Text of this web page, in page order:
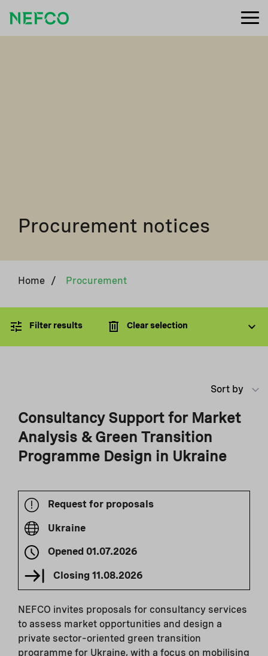
Procurement notices
Home / Procurement
Filter results Clear selection
Sort by
Consultancy Support for Market
Analysis & Green Transition
Programme Design in Ukraine
Request for proposals
Ukraine
Opened 01.07.2026
Closing 11.08.2026
NEFCO invites proposals for consultancy services
to assess market opportunities and design a
private sector–oriented green transition
programme for Ukraine, with a focus on mobilising